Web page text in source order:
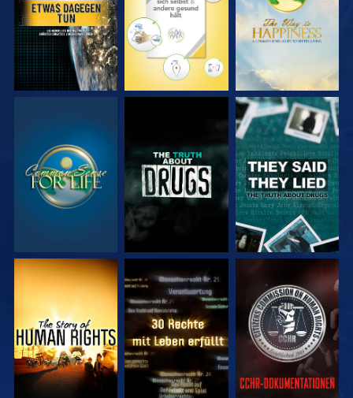
ANSEHEN ANSEHEN ANSEHEN
ANSEHEN ANSEHEN ANSEHEN